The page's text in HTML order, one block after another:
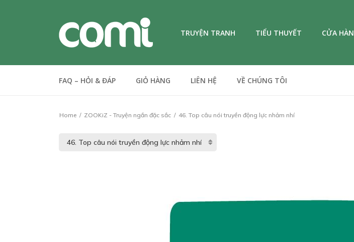
TRUYỆN TRANH TIỂU THUYẾT CỬA
FAQ – HỎI & ĐÁP GIỎ HÀNG LIÊN HỆ VỀ CHÚNG TÔI
Home ZOOKiZ - Truyện ngắn đặc sắc 46. Top câu nói truyền động lực nhảm nhí